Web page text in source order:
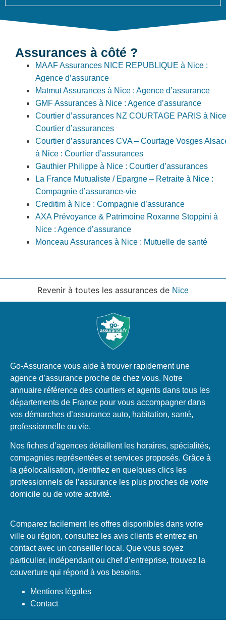
Assurances à côté ?
MAAF Assurances NICE REPUBLIQUE à Nice :
Agence d’assurance
Matmut Assurances à Nice : Agence d’assurance
GMF Assurances à Nice : Agence d’assurance
Courtier d’assurances NZ COURTAGE PARIS à
Courtier d’assurances
Courtier d’assurances CVA – Courtage Vosges
à Nice : Courtier d’assurances
Gauthier Philippe à Nice : Courtier d’assurances
La France Mutualiste / Epargne – Retraite à Nice :
Compagnie d’assurance-vie
Creditim à Nice : Compagnie d’assurance
AXA Prévoyance & Patrimoine Roxanne Stoppini à
Nice : Agence d’assurance
Monceau Assurances à Nice : Mutuelle de santé
Revenir à toutes les assurances de Nice
Go-Assurance vous aide à trouver rapidement une
agence d’assurance proche de chez vous. Notre
annuaire référence des courtiers et agents dans tous les
départements de France pour vous accompagner dans
vos démarches d’assurance auto, habitation, santé,
professionnelle ou vie.
Nos fiches d’agences détaillent les horaires, spécialités,
compagnies représentées et services proposés. Grâce à
la géolocalisation, identifiez en quelques clics les
professionnels de l’assurance les plus proches de votre
domicile ou de votre activité.
Comparez facilement les offres disponibles dans votre
ville ou région, consultez les avis clients et entrez en
contact avec un conseiller local. Que vous soyez
particulier, indépendant ou chef d’entreprise, trouvez la
couverture qui répond à vos besoins.
Mentions légales
Contact